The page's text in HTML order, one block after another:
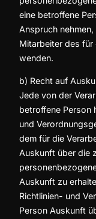
eine betroffene
Anspruch
Mitarbeiter des für
wenden.
b) Recht auf
Jede von der
betroffene Person
und
dem für die
Auskunft über die
Auskunft zu
Richtlinien- und
Person Auskunft